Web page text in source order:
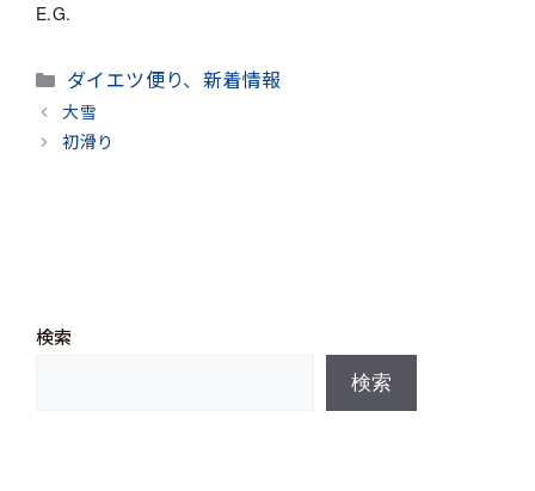
E.G.
カ
テ
ゴ
ダイエツ便り、 新着情報
大雪
初滑り
検索
検索